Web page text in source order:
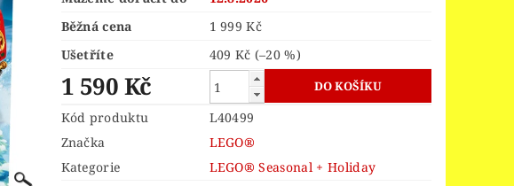
LEGO® JUNIORS
LEGO® JURSKÝ SVĚT
OF THE RINGS
BUILDINGS
LEGO® MONKIE KID
LEGO® PIRATES
LEGO® POWER FUNCTIONS
RACERS
LEGO® SCULPTURES
Běžná cena
1 999 Kč
Ušetříte
409 Kč (–20 %)
1 590 Kč
Kód produktu
L40499
Značka
LEGO®
Kategorie
LEGO® Seasonal + Holiday